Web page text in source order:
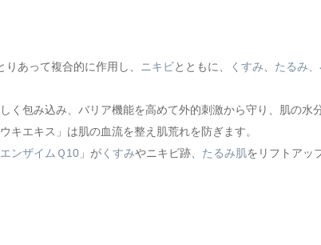
あって複合的に作用し、 ニキビとともに、 くすみ、 たるみ
く包み込み、バリア機能を高めて外的刺激から守り、肌の水
キエキス」は肌の血流を整え肌荒れを防ぎます。
ンザイムＱ10 」が くすみやニキビ跡、 たるみ肌をリフトアッ